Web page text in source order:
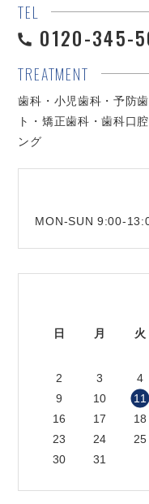
TEL
0120-345-
TREATMENT
歯科・小児歯科・予防
ト・矯正歯科・歯科口
ング
MON-SUN 9:00-
日 月 火
2
3 4
9
10 11
16
17 18
23
24 25
30
31